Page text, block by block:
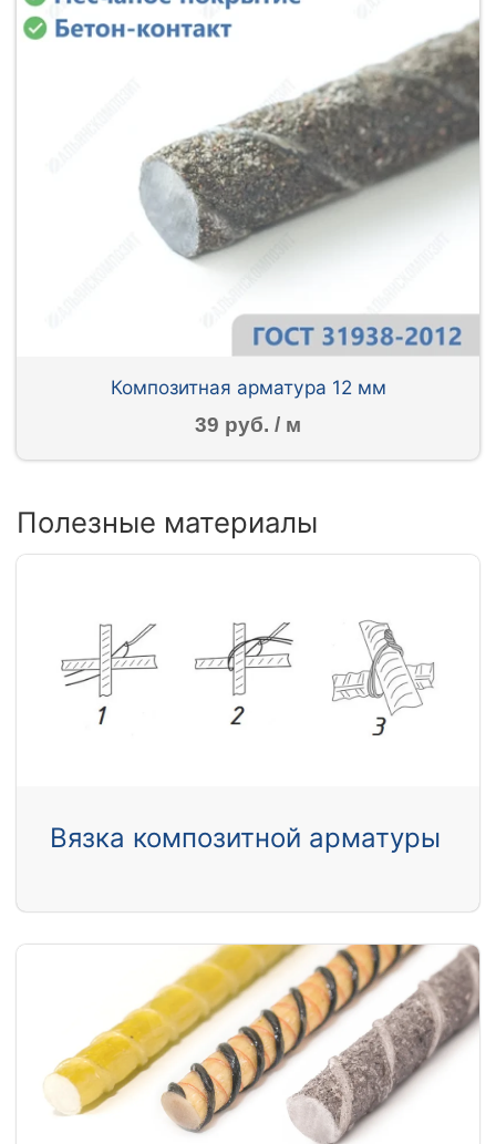
Композитная арматура 12 мм
39 руб. / м
Полезные материалы
Вязка композитной арматуры